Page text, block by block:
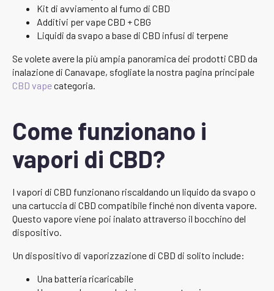
Kit di avviamento al fumo di CBD
Additivi per vape CBD + CBG
Liquidi da svapo a base di CBD infusi di terpene
Se volete avere la più ampia panoramica dei prodotti CBD da
inalazione di Canavape, sfogliate la nostra pagina principale
CBD vapecategoria.
Come funzionano i
vapori di CBD?
I vapori di CBD funzionano riscaldando un liquido da svapo o
una cartuccia di CBD compatibile finché non diventa vapore.
Questo vapore viene poi inalato attraverso il bocchino del
dispositivo.
Un dispositivo di vaporizzazione di CBD di solito include:
Una batteria ricaricabile